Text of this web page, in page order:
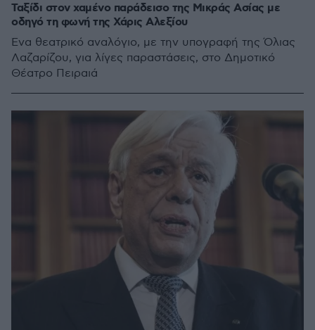
Ταξίδι στον χαμένο παράδεισο της Μικράς Ασίας με
οδηγό τη φωνή της Χάρις Αλεξίου
Ένα θεατρικό αναλόγιο, με την υπογραφή της Όλιας
Λαζαρίζου, για λίγες παραστάσεις, στο Δημοτικό
Θέατρο Πειραιά